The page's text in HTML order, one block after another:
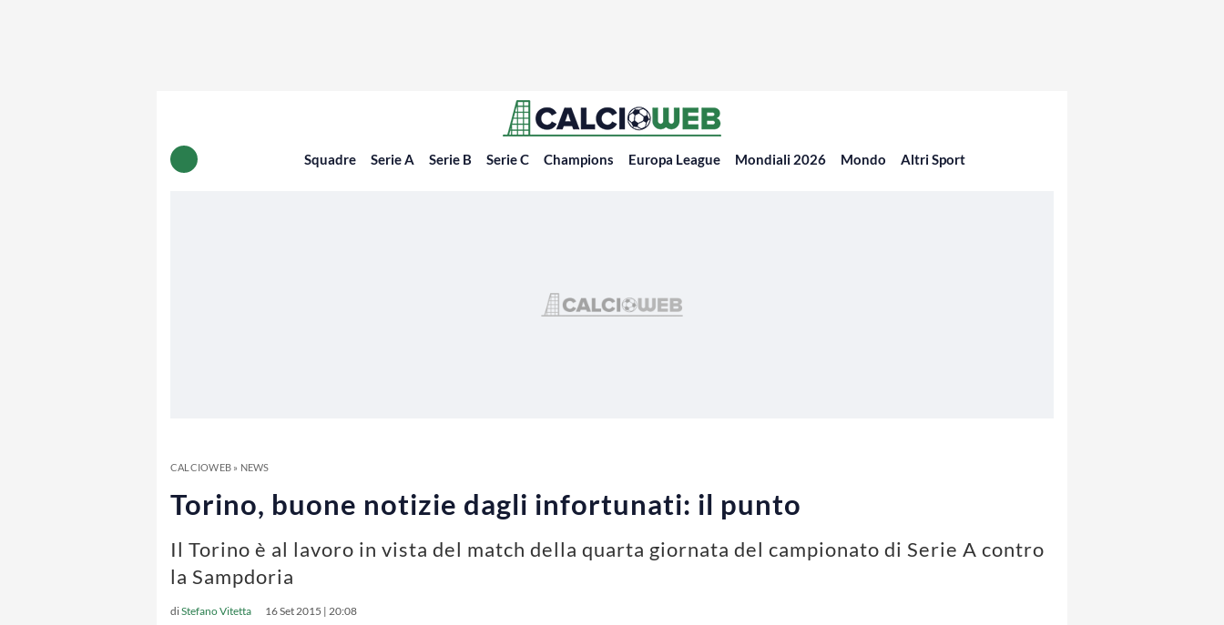
Squadre Serie A Serie B Serie C Champions Europa League Mondiali 2026 Mondo Altri Sport
CALCIOWEB» NEWS
Torino, buone notizie dagli infortunati: il punto
Il Torino è al lavoro in vista del match della quarta giornata del campionato di Serie A contro
la Sampdoria
diStefano Vitetta 16 Set 2015 | 20:08